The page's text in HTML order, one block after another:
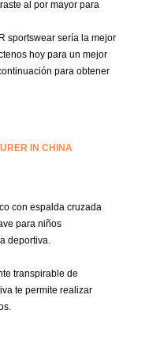
al por mayor para
sportswear sería la mejor
hoy para un mejor
para obtener
IN CHINA
con espalda cruzada
para niños
deportiva.
transpirable de
te permite realizar